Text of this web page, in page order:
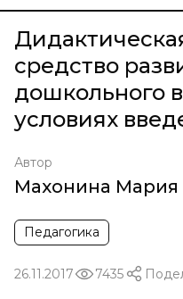
средство
дошкольного
условиях
Автор
Махонина
Педагогика
26.11.2017 7435